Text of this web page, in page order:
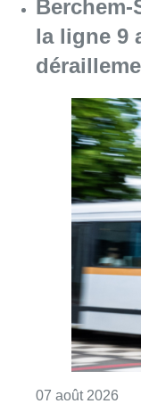
la ligne 9
07 août 2026